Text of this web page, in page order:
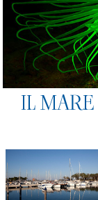
IL